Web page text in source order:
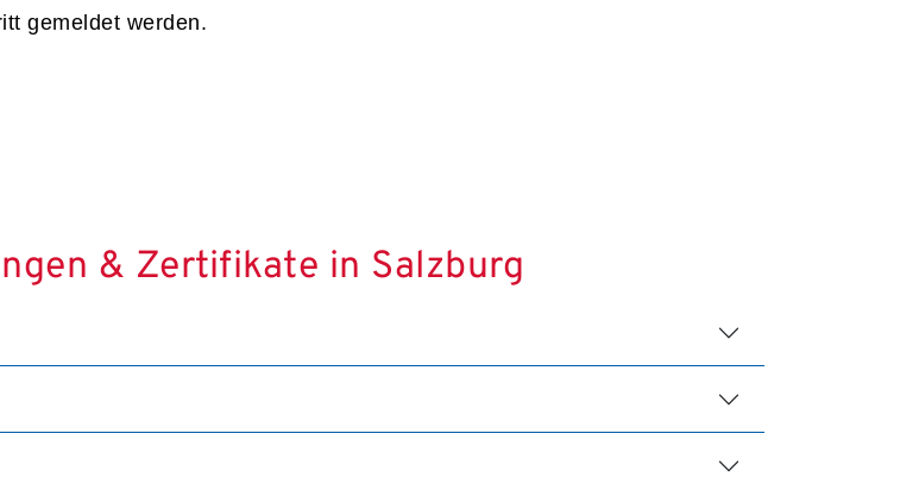
gemeldet werden.
& Zertifikate in Salzburg